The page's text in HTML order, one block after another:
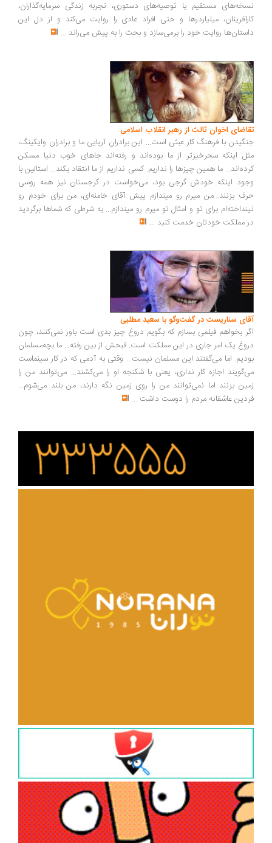
نسخه‌های مستقیم یا توصیه‌های دستوری، تجربه زندگی سرمایه‌گذاران،
کارآفرینان، میلیاردرها و حتی افراد عادی را روایت می‌کند و از دل این
داستان‌ها روایت خود را برمی‌سازد و بحث را به پیش می‌راند ...
تقاضای اخوان ثالث از رهبر انقلاب اسلامی
جنگیدن با فرهنگ کار عبثی است... این برادران آریایی ما و برادران وایکینگ،
مثل اینکه سحرخیزتر از ما بوده‌اند و رفته‌اند جاهای خوب دنیا مسکن
کرده‌اند... ما همین چیزها را نداریم. کسی نداریم از ما انتقاد بکند... استالین با
وجود اینکه خودش گرجی بود، می‌خواست در گرجستان نیز همه روسی
حرف بزنند...من میرم رو میندازم پیش آقای خامنه‌ای، من برای خودم رو
نینداخته‌ام برای تو و امثال تو میرم رو میندازم... به شرطی که شماها برگردید
در مملکت خودتان خدمت کنید ...
آقای سناریست در گفت‌وگو با سعید مطلبی
اگر بخواهم فیلمی بسازم که بگویم دروغ چیز بدی است باور نمی‌کنند، چون
دروغ یک امر جاری در این مملکت است. قبحش از بین رفته... ما بچه‌مسلمان
بودیم. اما می‌گفتند این مسلمان نیست... وقتی به آدمی که در کار سینماست
می‌گویند اجازه کار نداری، یعنی با شکنجه او را می‌کشند... می‌توانند من را
زمین بزنند اما نمی‌توانند من را روی زمین نگه دارند، من بلند می‌شوم...
فردین عاشقانه مردم را دوست داشت ...